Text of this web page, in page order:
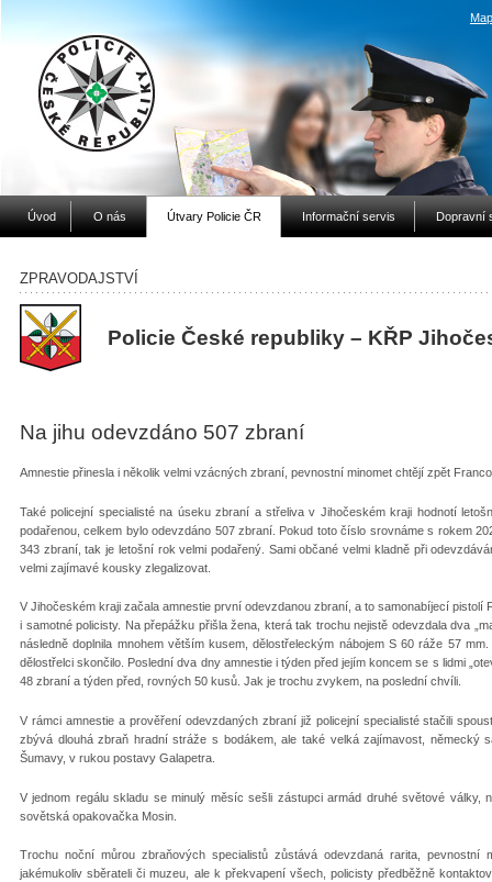
Úvod O nás Útvary Policie ČR Informační servis Dopravní
ZPRAVODAJSTVÍ
Policie České republiky – KŘP
Na jihu odevzdáno 507 zbraní
Amnestie přinesla i několik velmi vzácných zbraní, pevnostní minomet chtějí zpět
Také policejní specialisté na úseku zbraní a střeliva v Jihočeském kraji hodnotí
podařenou, celkem bylo odevzdáno 507 zbraní. Pokud toto číslo srovnáme s rokem
343 zbraní, tak je letošní rok velmi podařený. Sami občané velmi kladně při
velmi zajímavé kousky zlegalizovat.
V Jihočeském kraji začala amnestie první odevzdanou zbraní, a to samonabíjecí pistolí
i samotné policisty. Na přepážku přišla žena, která tak trochu nejistě odevzdala dva
následně doplnila mnohem větším kusem, dělostřeleckým nábojem S 60 ráže 57
dělostřelci skončilo. Poslední dva dny amnestie i týden před jejím koncem se s lidmi
48 zbraní a týden před, rovných 50 kusů. Jak je trochu zvykem, na poslední chvíli.
V rámci amnestie a prověření odevzdaných zbraní již policejní specialisté stačili
zbývá dlouhá zbraň hradní stráže s bodákem, ale také velká zajímavost, německý
Šumavy, v rukou postavy Galapetra.
V jednom regálu skladu se minulý měsíc sešli zástupci armád druhé světové války,
sovětská opakovačka Mosin.
Trochu noční můrou zbraňových specialistů zůstává odevzdaná rarita,
jakémukoliv sběrateli či muzeu, ale k překvapení všech, policisty předběžně